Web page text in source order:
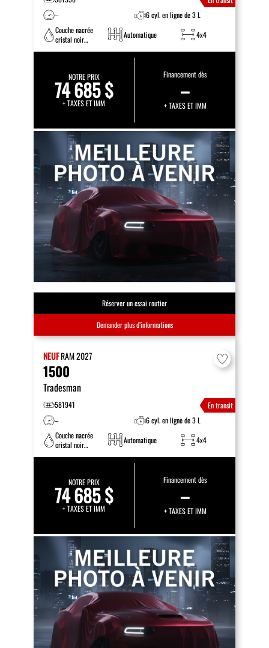
–
6 cyl. en ligne de 3 L
Couche nacrée
cristal noir
Automatique 4x4
NOTRE PRIX
74 685 $
+ TAXES ET IMM
Financement dès
–
+ TAXES ET IMM
Réserver un essai routier
Demander plus d’informations
NEUFRAM2027
1500
Tradesman
581941
En transit
–
6 cyl. en ligne de 3 L
Couche nacrée
cristal noir
Automatique 4x4
NOTRE PRIX
74 685 $
+ TAXES ET IMM
Financement dès
–
+ TAXES ET IMM